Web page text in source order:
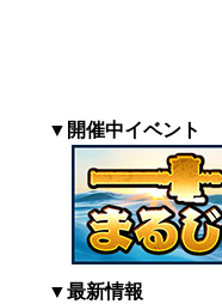
▼開催中イベント
▼最新情報